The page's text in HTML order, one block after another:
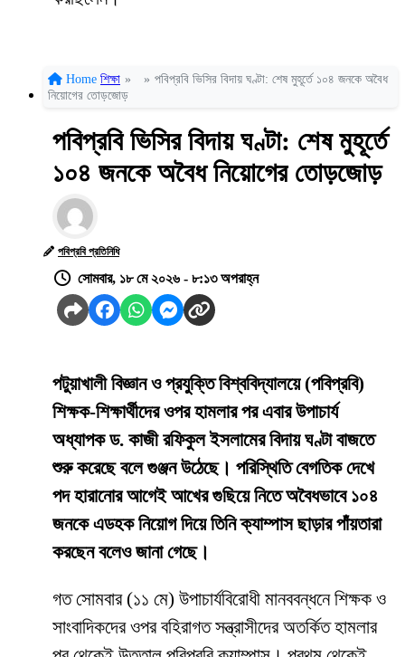
Home শিক্ষা » » পবিপ্রবি ভিসির বিদায় ঘণ্টা: শেষ মুহূর্তে ১০৪ জনকে অবৈধ
নিয়োগের তোড়জোড়
পবিপ্রবি ভিসির বিদায় ঘণ্টা: শেষ মুহূর্তে
১০৪ জনকে অবৈধ নিয়োগের তোড়জোড়
পবিপ্রবি প্রতিনিধি
সোমবার, ১৮ মে ২০২৬ - ৮:১৩ অপরাহ্ন
পটুয়াখালী বিজ্ঞান ও প্রযুক্তি বিশ্ববিদ্যালয়ে (পবিপ্রবি)
শিক্ষক-শিক্ষার্থীদের ওপর হামলার পর এবার উপাচার্য
অধ্যাপক ড. কাজী রফিকুল ইসলামের বিদায় ঘণ্টা বাজতে
শুরু করেছে বলে গুঞ্জন উঠেছে। পরিস্থিতি বেগতিক দেখে
পদ হারানোর আগেই আখের গুছিয়ে নিতে অবৈধভাবে ১০৪
জনকে এডহক নিয়োগ দিয়ে তিনি ক্যাম্পাস ছাড়ার পাঁয়তারা
করছেন বলেও জানা গেছে।
​গত সোমবার (১১ মে) উপাচার্যবিরোধী মানববন্ধনে শিক্ষক ও
সাংবাদিকদের ওপর বহিরাগত সন্ত্রাসীদের অতর্কিত হামলার